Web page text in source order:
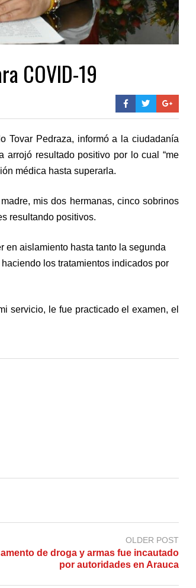
COVID-19
Tovar Pedraza, informó a la ciudadanía
arrojó resultado positivo por lo cual “me
médica hasta superarla.
mis dos hermanas, cinco sobrinos
resultando positivos.
en aislamiento hasta tanto la segunda
los tratamientos indicados por
servicio, le fue practicado el examen, el
OLDER POST
de droga y armas fue incautado
por autoridades en Arauca